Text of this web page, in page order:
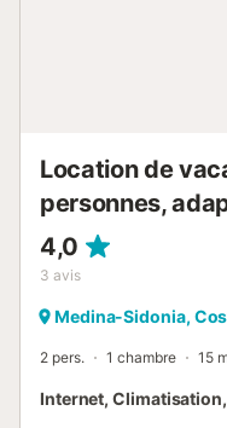
Location de
personnes,
4,0
3 avis
Medina-Sidonia,
2 pers. 1 chambre 15
Internet,